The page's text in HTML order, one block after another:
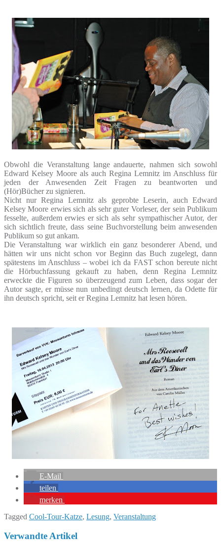
Obwohl die Veranstaltung lange andauerte, nahmen sich sowohl
Edward Kelsey Moore als auch Regina Lemnitz im Anschluss für
jeden der Anwesenden Zeit Fragen zu beantworten und
(Hör)Bücher zu signieren.
Nicht nur Regina Lemnitz als geprobte Leserin, auch Edward
Kelsey Moore erwies sich als sehr guter Vorleser, der sein Publikum
fesselte, außerdem erwies er sich als sehr sympathischer Autor, der
sich sichtlich freute, dass seine Buchvorstellung beim anwesenden
Publikum so gut ankam.
Die Veranstaltung war wirklich ein ganz besonderer Abend, und
hätten wir uns nicht schon vor Beginn das Buch zugelegt, dann
spätestens im Anschluss – wobei ich da FAST schon bereute nicht
die Hörbuchfassung gekauft zu haben, denn Regina Lemnitz
erweckte die Figuren so überzeugend zum Leben, dass sogar der
Autor sagte, er müsse nun unbedingt deutsch lernen, da Odette für
ihn deutsch spricht, seit er Regina Lemnitz hat lesen hören.
E-Mail
teilen
merken
Tagged Cool-Tour-Katze, Lesung, Veranstaltung
Verwandte Artikel